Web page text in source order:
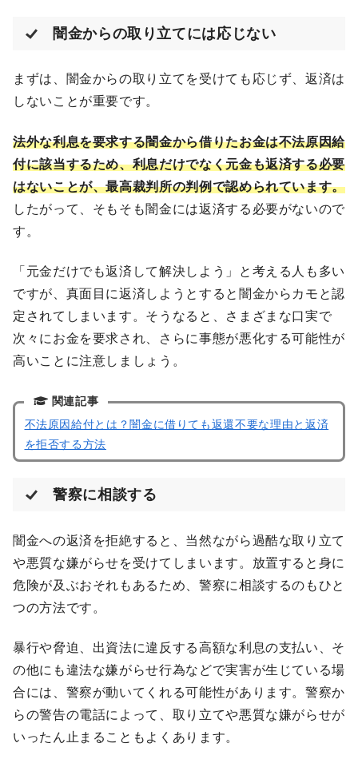
闇金からの取り立てには応じない
まずは、闇金からの取り立てを受けても応じず、返済は
しないことが重要です。
法外な利息を要求する闇金から借りたお金は不法原因給
付に該当するため、利息だけでなく元金も返済する必要
はないことが、最高裁判所の判例で認められています。
したがって、そもそも闇金には返済する必要がないので
す。
「元金だけでも返済して解決しよう」と考える人も多い
ですが、真面目に返済しようとすると闇金からカモと認
定されてしまいます。そうなると、さまざまな口実で
次々にお金を要求され、さらに事態が悪化する可能性が
高いことに注意しましょう。
関連記事
不法原因給付とは？闇金に借りても返還不要な理由と返済
を拒否する方法
警察に相談する
闇金への返済を拒絶すると、当然ながら過酷な取り立て
や悪質な嫌がらせを受けてしまいます。放置すると身に
危険が及ぶおそれもあるため、警察に相談するのもひと
つの方法です。
暴行や脅迫、出資法に違反する高額な利息の支払い、そ
の他にも違法な嫌がらせ行為などで実害が生じている場
合には、警察が動いてくれる可能性があります。警察か
らの警告の電話によって、取り立てや悪質な嫌がらせが
いったん止まることもよくあります。